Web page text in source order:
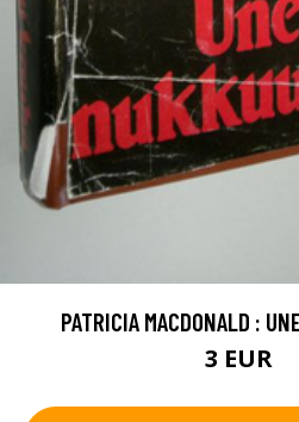
PATRICIA MACDONALD :
3 EUR